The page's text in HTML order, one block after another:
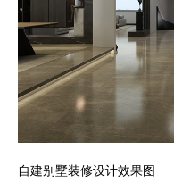
自建别墅装修设计效果图